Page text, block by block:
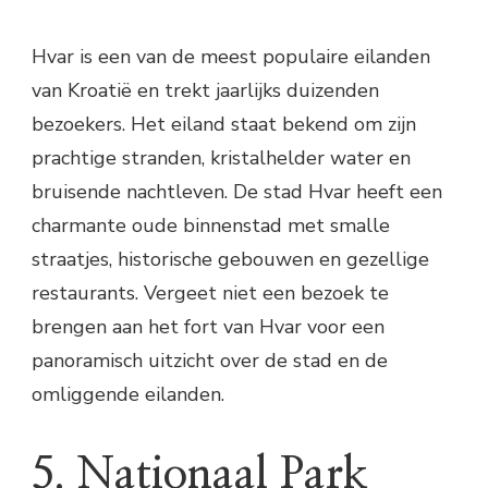
Hvar is een van de meest populaire eilanden
van Kroatië en trekt jaarlijks duizenden
bezoekers. Het eiland staat bekend om zijn
prachtige stranden, kristalhelder water en
bruisende nachtleven. De stad Hvar heeft een
charmante oude binnenstad met smalle
straatjes, historische gebouwen en gezellige
restaurants. Vergeet niet een bezoek te
brengen aan het fort van Hvar voor een
panoramisch uitzicht over de stad en de
omliggende eilanden.
5. Nationaal Park